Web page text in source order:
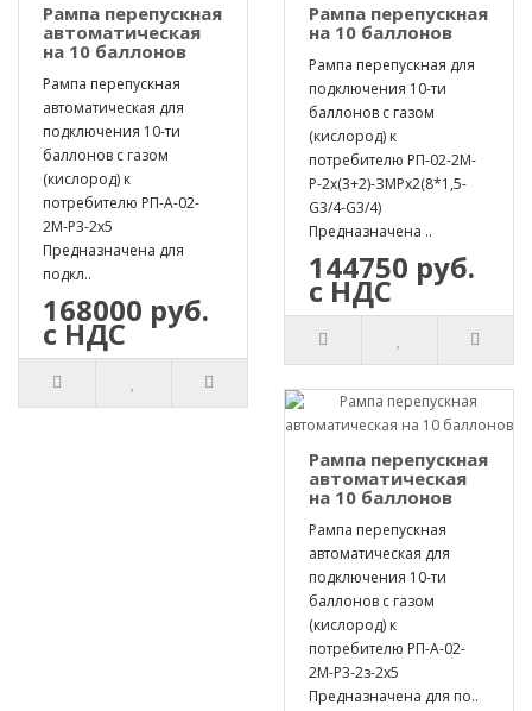
Рампа перепускная
автоматическая
на 10 баллонов
Рампа перепускная
автоматическая для
подключения 10-ти
баллонов с газом
(кислород) к
потребителю РП-А-02-
2М-Р3-2х5
Предназначена для
подкл..
168000 руб.
с НДС
Рампа перепускная
на 10 баллонов
Рампа перепускная для
подключения 10-ти
баллонов с газом
(кислород) к
потребителю РП-02-2М-
Р-2х(3+2)-ЗМРх2(8*1,5-
G3/4-G3/4)
Предназначена ..
144750 руб.
с НДС
Рампа перепускная
автоматическая
на 10 баллонов
Рампа перепускная
автоматическая для
подключения 10-ти
баллонов с газом
(кислород) к
потребителю РП-А-02-
2М-Р3-2з-2х5
Предназначена для по..